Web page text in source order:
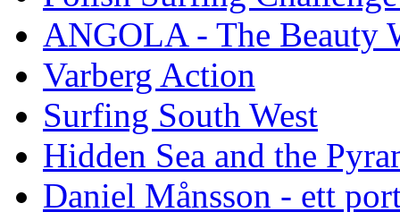
ANGOLA - The Beauty
Varberg Action
Surfing South West
Hidden Sea and the
Daniel Månsson - ett